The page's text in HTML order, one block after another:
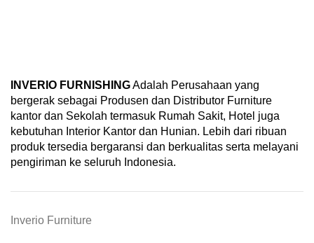
INVERIO FURNISHINGAdalah Perusahaan yang
bergerak sebagai Produsen dan Distributor Furniture
kantor dan Sekolah termasuk Rumah Sakit, Hotel juga
kebutuhan Interior Kantor dan Hunian. Lebih dari ribuan
produk tersedia bergaransi dan berkualitas serta melayani
pengiriman ke seluruh Indonesia.
Inverio Furniture